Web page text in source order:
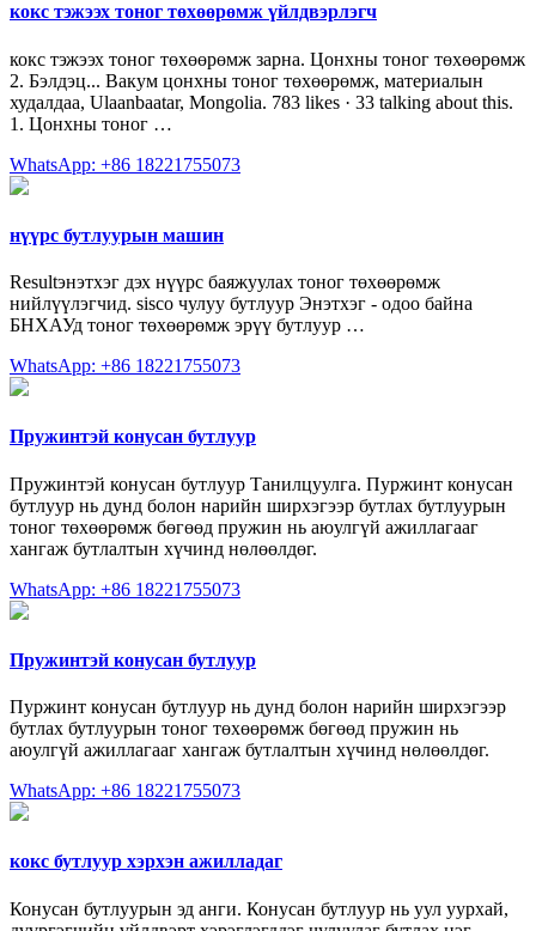
кокс тэжээх тоног төхөөрөмж үйлдвэрлэгч
кокс тэжээх тоног төхөөрөмж зарна. Цонхны тоног төхөөрөмж
2. Бэлдэц... Вакум цонхны тоног төхөөрөмж, материалын
худалдаа, Ulaanbaatar, Mongolia. 783 likes · 33 talking about this.
1. Цонхны тоног …
WhatsApp: +86 18221755073
нүүрс бутлуурын машин
Resultэнэтхэг дэх нүүрс баяжуулах тоног төхөөрөмж
нийлүүлэгчид. sisco чулуу бутлуур Энэтхэг - одоо байна
БНХАУд тоног төхөөрөмж эрүү бутлуур …
WhatsApp: +86 18221755073
Пружинтэй конусан бутлуур
Пружинтэй конусан бутлуур Танилцуулга. Пуржинт конусан
бутлуур нь дунд болон нарийн ширхэгээр бутлах бутлуурын
тоног төхөөрөмж бөгөөд пружин нь аюулгүй ажиллагааг
хангаж бутлалтын хүчинд нөлөөлдөг.
WhatsApp: +86 18221755073
Пружинтэй конусан бутлуур
Пуржинт конусан бутлуур нь дунд болон нарийн ширхэгээр
бутлах бутлуурын тоног төхөөрөмж бөгөөд пружин нь
аюулгүй ажиллагааг хангаж бутлалтын хүчинд нөлөөлдөг.
WhatsApp: +86 18221755073
кокс бутлуур хэрхэн ажилладаг
Конусан бутлуурын эд анги. Конусан бутлуур нь уул уурхай,